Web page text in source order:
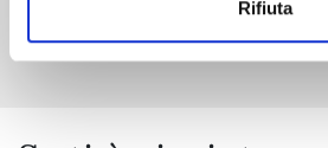
Rifiuta
Mostra tutto